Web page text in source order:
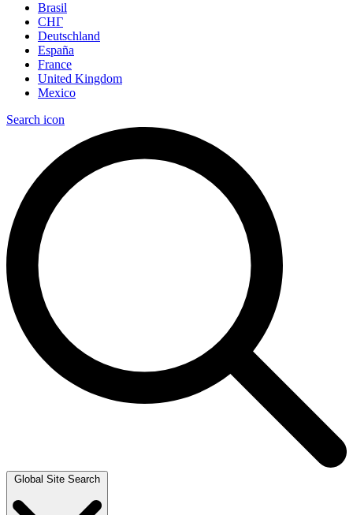
Brasil
СНГ
Deutschland
España
France
United Kingdom
Mexico
Search icon
Global Site Search